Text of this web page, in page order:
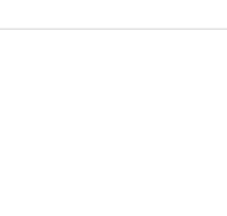
bekendtgørelse af
vurdering af
samt
af 25. februar